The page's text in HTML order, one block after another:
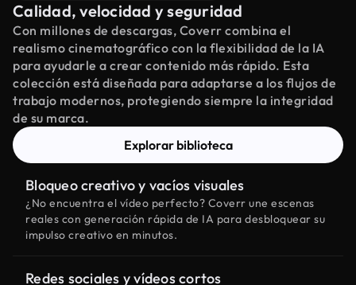
Calidad, velocidad y seguridad
Con millones de descargas, Coverr combina el
realismo cinematográfico con la flexibilidad de la IA
para ayudarle a crear contenido más rápido. Esta
colección está diseñada para adaptarse a los flujos de
trabajo modernos, protegiendo siempre la integridad
de su marca.
Explorar biblioteca
Bloqueo creativo y vacíos visuales
¿No encuentra el vídeo perfecto? Coverr une escenas
reales con generación rápida de IA para desbloquear su
impulso creativo en minutos.
Redes sociales y vídeos cortos